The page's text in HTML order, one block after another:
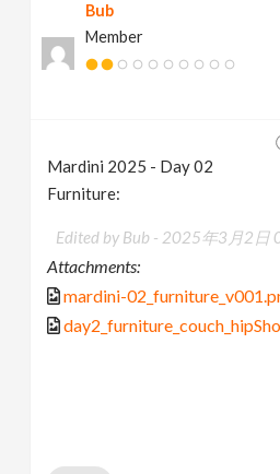
Bub
Member
Mardini 2025 - Day 02
Furniture:
Edited by Bub - 2025年3月2日
Attachments:
mardini-